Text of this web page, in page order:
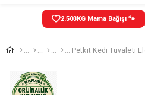
2.503KG Mama Bağışı 🐾
Petkit Kedi Tuvaleti